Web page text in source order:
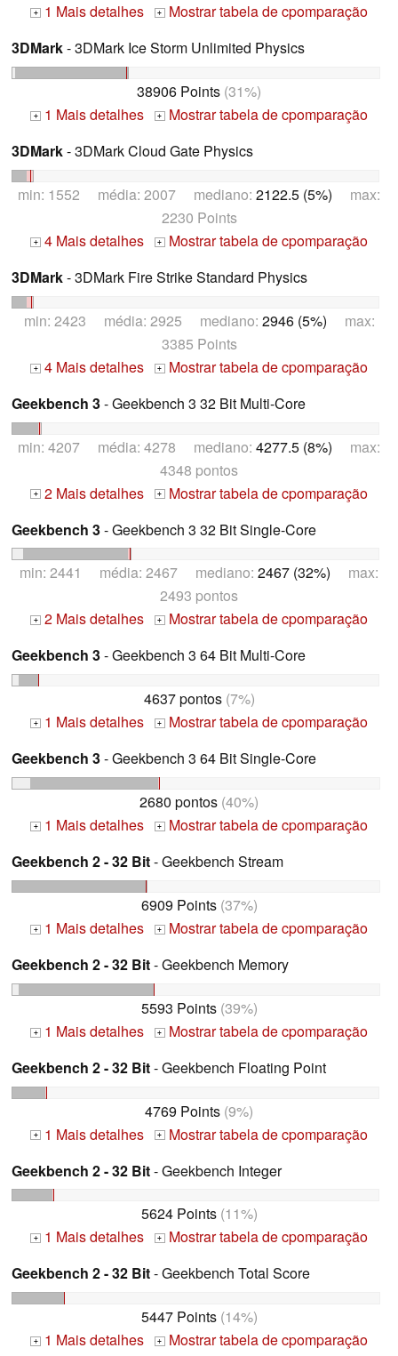
+ 1 Mais detalhes + Mostrar tabela de cpomparação
3DMark- 3DMark Ice Storm Unlimited Physics
38906 Points (31%)
+ 1 Mais detalhes + Mostrar tabela de cpomparação
3DMark- 3DMark Cloud Gate Physics
min: 1552 média: 2007 mediano: 2122.5 (5%) max:
2230 Points
+ 4 Mais detalhes + Mostrar tabela de cpomparação
3DMark- 3DMark Fire Strike Standard Physics
min: 2423 média: 2925 mediano: 2946 (5%) max:
3385 Points
+ 4 Mais detalhes + Mostrar tabela de cpomparação
Geekbench 3- Geekbench 3 32 Bit Multi-Core
min: 4207 média: 4278 mediano: 4277.5 (8%) max:
4348 pontos
+ 2 Mais detalhes + Mostrar tabela de cpomparação
Geekbench 3- Geekbench 3 32 Bit Single-Core
min: 2441 média: 2467 mediano: 2467 (32%) max:
2493 pontos
+ 2 Mais detalhes + Mostrar tabela de cpomparação
Geekbench 3- Geekbench 3 64 Bit Multi-Core
4637 pontos(7%)
+ 1 Mais detalhes + Mostrar tabela de cpomparação
Geekbench 3- Geekbench 3 64 Bit Single-Core
2680 pontos (40%)
+ 1 Mais detalhes + Mostrar tabela de cpomparação
Geekbench 2 - 32 Bit- Geekbench Stream
6909 Points(37%)
+ 1 Mais detalhes + Mostrar tabela de cpomparação
Geekbench 2 - 32 Bit- Geekbench Memory
5593 Points(39%)
+ 1 Mais detalhes + Mostrar tabela de cpomparação
Geekbench 2 - 32 Bit- Geekbench Floating Point
4769 Points (9%)
+ 1 Mais detalhes + Mostrar tabela de cpomparação
Geekbench 2 - 32 Bit- Geekbench Integer
5624 Points(11%)
+ 1 Mais detalhes + Mostrar tabela de cpomparação
Geekbench 2 - 32 Bit- Geekbench Total Score
5447 Points(14%)
+ 1 Mais detalhes + Mostrar tabela de cpomparação